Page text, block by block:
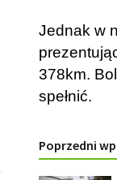
Jednak w
378km.
spełnić.
Poprzedni